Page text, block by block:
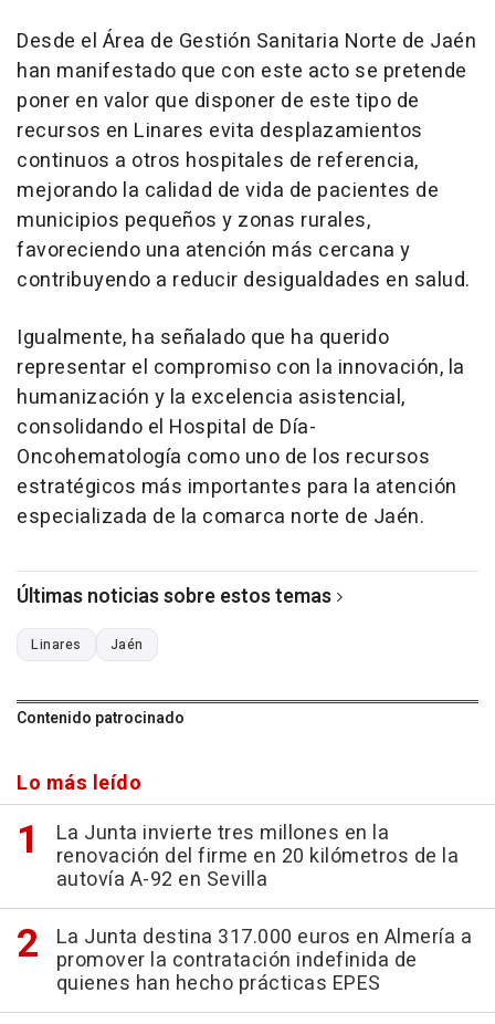
Desde el Área de Gestión Sanitaria Norte de Jaén
han manifestado que con este acto se pretende
poner en valor que disponer de este tipo de
recursos en Linares evita desplazamientos
continuos a otros hospitales de referencia,
mejorando la calidad de vida de pacientes de
municipios pequeños y zonas rurales,
favoreciendo una atención más cercana y
contribuyendo a reducir desigualdades en salud.
Igualmente, ha señalado que ha querido
representar el compromiso con la innovación, la
humanización y la excelencia asistencial,
consolidando el Hospital de Día-
Oncohematología como uno de los recursos
estratégicos más importantes para la atención
especializada de la comarca norte de Jaén.
Últimas noticias sobre estos temas
Linares Jaén
Contenido patrocinado
Lo más leído
La Junta invierte tres millones en la
renovación del firme en 20 kilómetros de la
autovía A-92 en Sevilla
La Junta destina 317.000 euros en Almería a
promover la contratación indefinida de
quienes han hecho prácticas EPES